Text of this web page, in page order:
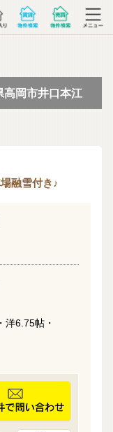
高岡市井口本江
融雪付き♪
洋6.75帖・